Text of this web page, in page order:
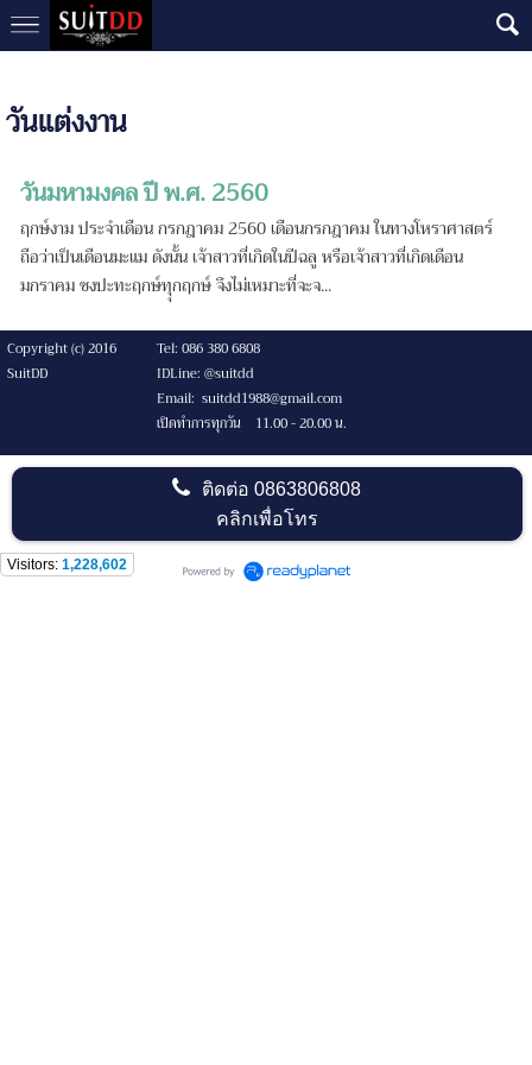
วันแต่งงาน
วันมหามงคล ปี พ.ศ. 2560
ฤกษ์งาม ประจำเดือน กรกฎาคม 2560 เดือนกรกฎาคม ในทางโหราศาสตร์
ถือว่าเป็นเดือนมะแม ดังนั้น เจ้าสาวที่เกิดในปีฉลู หรือเจ้าสาวที่เกิดเดือน
มกราคม ชงปะทะฤกษ์ทุุกฤกษ์ จึงไม่เหมาะที่จะจ...
Copyright (c) 2016
Tel: 086 380 6808
SuitDD
IDLine: @suitdd
Email: suitdd1988@gmail.com
เปิดทำการทุกวัน 11.00 - 20.00 น.
ติดต่อ0863806808
คลิกเพื่อโทร
Visitors: 1,228,602